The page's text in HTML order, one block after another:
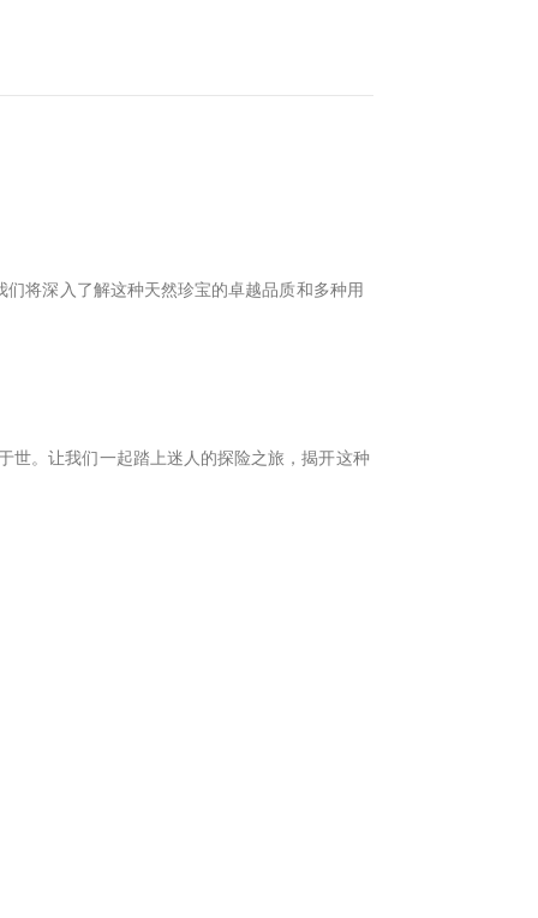
们将深入了解这种天然珍宝的卓越品质和多种用
世。让我们一起踏上迷人的探险之旅，揭开这种